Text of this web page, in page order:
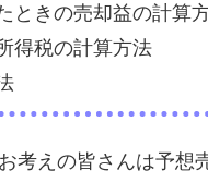
ときの売却益の計算
得税の計算方法
考えの皆さんは予想